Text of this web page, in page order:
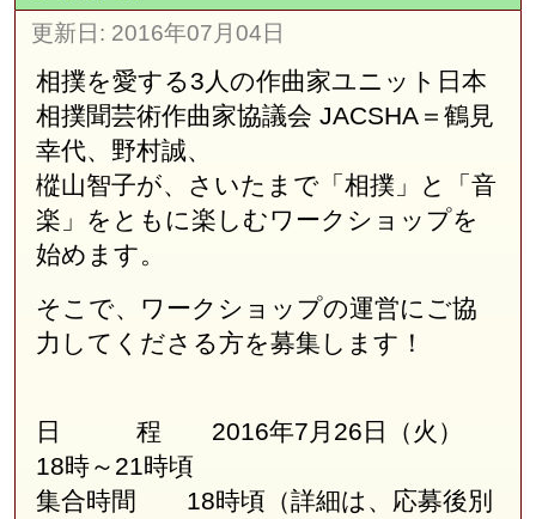
更新日: 2016年07月04日
相撲を愛する3人の作曲家ユニット日本
相撲聞芸術作曲家協議会 JACSHA＝鶴見
幸代、野村誠、
樅山智子が、さいたまで「相撲」と「音
楽」をともに楽しむワークショップを
始めます。
そこで、ワークショップの運営にご協
力してくださる方を募集します！
日 程 2016年7月26日（火）
18時～21時頃
集合時間 18時頃（詳細は、応募後別